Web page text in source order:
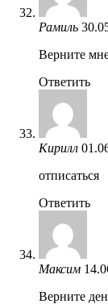
Рамиль
Верните
Ответить
Кирилл
отписаться
Ответить
Максим
Верните